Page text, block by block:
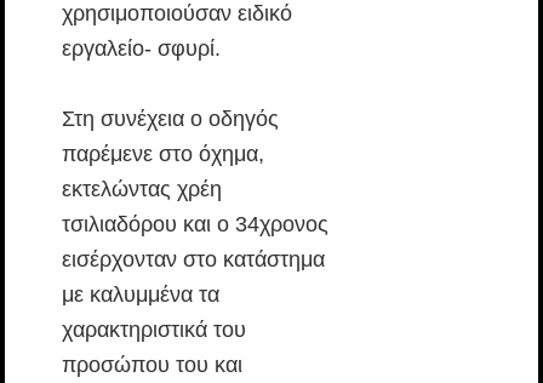
χρησιμοποιούσαν ειδικό
εργαλείο- σφυρί.
Στη συνέχεια ο οδηγός
παρέμενε στο όχημα,
εκτελώντας χρέη
τσιλιαδόρου και ο 34χρονος
εισέρχονταν στο κατάστημα
με καλυμμένα τα
χαρακτηριστικά του
προσώπου του και